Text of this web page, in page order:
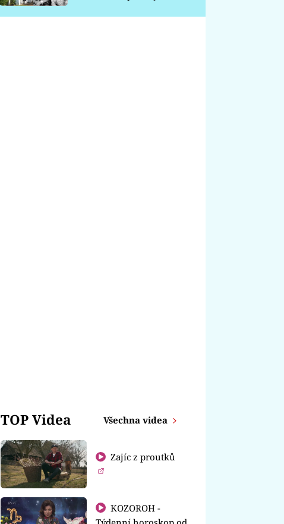
TOP Videa Všechna videa
Zajíc z proutků
KOZOROH -